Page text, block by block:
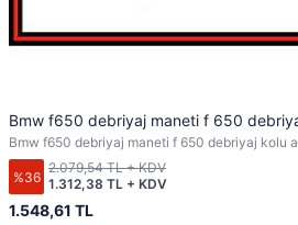
Bmw f650 debriyaj maneti f 650
Bmw f650 debriyaj maneti f 650 debriyaj kolu
%36
1.548,61 TL
1.312,38 TL + KDV
2.079,54 TL + KDV